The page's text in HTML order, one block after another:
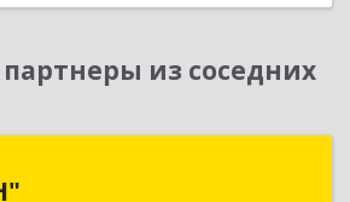
из соседних